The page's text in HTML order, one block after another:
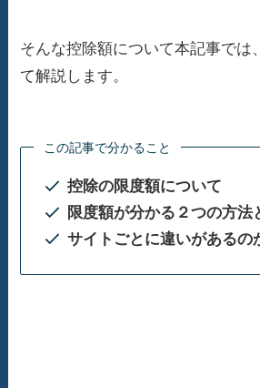
そんな控除額について本記事では
て解説します。
この記事で分かること
控除の限度額について
限度額が分かる２つの方法
サイトごとに違いがあるの